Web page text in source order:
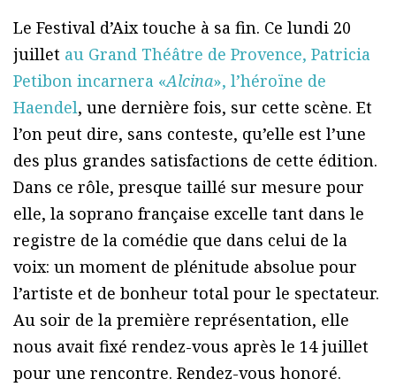
Le Festival d’Aix touche à sa fin. Ce lundi 20
juillet au Grand Théâtre de Provence, Patricia
Petibon incarnera «Alcina», l’héroïne de
Haendel, une dernière fois, sur cette scène. Et
l’on peut dire, sans conteste, qu’elle est l’une
des plus grandes satisfactions de cette édition.
Dans ce rôle, presque taillé sur mesure pour
elle, la soprano française excelle tant dans le
registre de la comédie que dans celui de la
voix: un moment de plénitude absolue pour
l’artiste et de bonheur total pour le spectateur.
Au soir de la première représentation, elle
nous avait fixé rendez-vous après le 14 juillet
pour une rencontre. Rendez-vous honoré.